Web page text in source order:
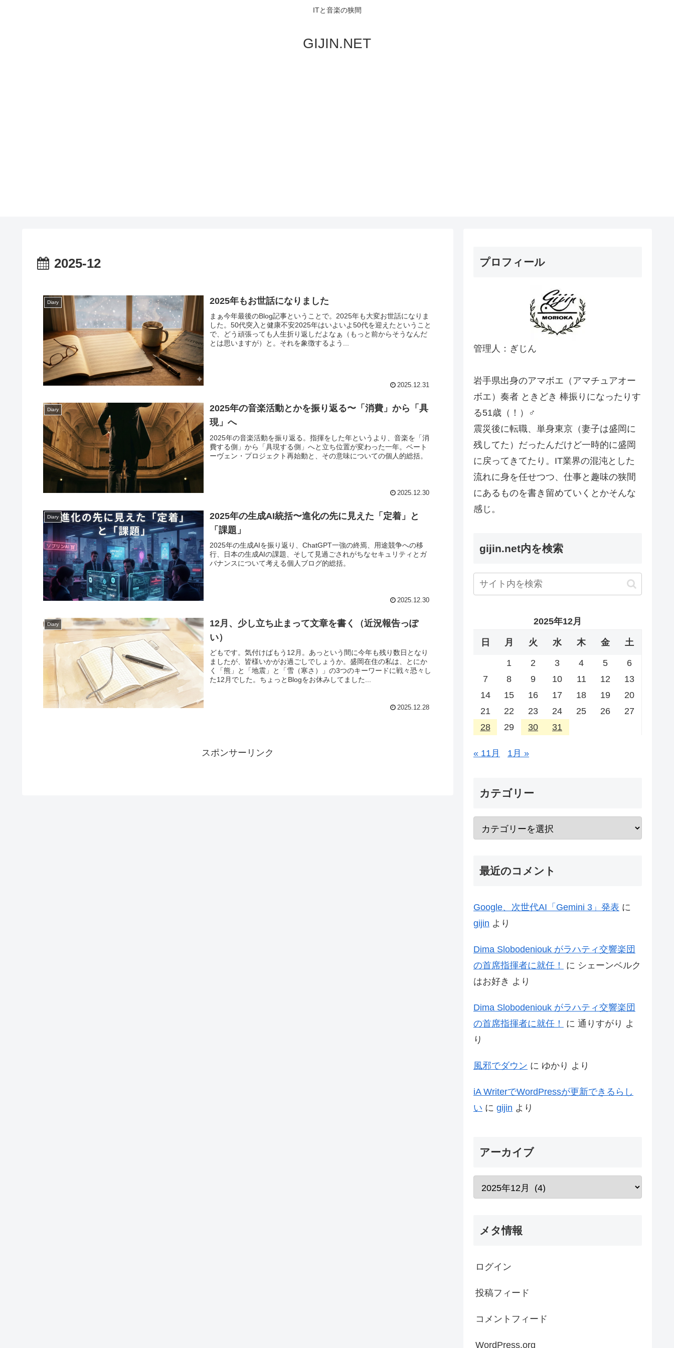
ITと音楽の狭間
GIJIN.NET
2025-12
Diary 2025年もお世話になりました
まぁ今年最後のBlog記事ということで。2025年も大変お世話になりま
した。50代突入と健康不安2025年はいよいよ50代を迎えたということ
で、どう頑張っても人生折り返しだよなぁ（もっと前からそうなんだ
とは思いますが）と。それを象徴するよう...
2025.12.31
Diary
2025年の音楽活動とかを振り返る〜「消費」から「具
現」へ
2025年の音楽活動を振り返る。指揮をした年というより、音楽を「消
費する側」から「具現する側」へと立ち位置が変わった一年。ベート
ーヴェン・プロジェクト再始動と、その意味についての個人的総括。
2025.12.30
Diary
2025年の生成AI統括〜進化の先に見えた「定着」と
「課題」
2025年の生成AIを振り返り、ChatGPT一強の終焉、用途競争への移
行、日本の生成AIの課題、そして見過ごされがちなセキュリティとガ
バナンスについて考える個人ブログ的総括。
2025.12.30
Diary
12月、少し立ち止まって文章を書く（近況報告っぽ
い）
どもです。気付けばもう12月。あっという間に今年も残り数日となり
ましたが、皆様いかがお過ごしでしょうか。盛岡在住の私は、とにか
く「熊」と「地震」と「雪（寒さ）」の3つのキーワードに戦々恐々し
た12月でした。ちょっとBlogをお休みしてました...
2025.12.28
スポンサーリンク
プロフィール
管理人：ぎじん
岩手県出身のアマボエ（アマチュアオー
ボエ）奏者 ときどき 棒振りになったりす
る51歳（！）♂
震災後に転職、単身東京（妻子は盛岡に
残してた）だったんだけど一時的に盛岡
に戻ってきてたり。IT業界の混沌とした
流れに身を任せつつ、仕事と趣味の狭間
にあるものを書き留めていくとかそんな
感じ。
gijin.net内を検索
2025年12月
日 月 火 水 木 金 土
1 2 3 4 5
6
7
8 9 10 11 12
13
14
15 16 17 18 19
20
21
22 23 24 25 26
27
28
29 30 31
« 11月 1月 »
カテゴリー
最近のコメント
Google、次世代AI「Gemini 3」発表 に
gijin より
Dima Slobodeniouk がラハティ交響楽団
の首席指揮者に就任！
に シェーンベルク
はお好き より
Dima Slobodeniouk がラハティ交響楽団
の首席指揮者に就任！
に 通りすがり よ
り
風邪でダウン に ゆかり より
iA WriterでWordPressが更新できるらし
い に gijin より
アーカイブ
メタ情報
ログイン
投稿フィード
コメントフィード
WordPress.org